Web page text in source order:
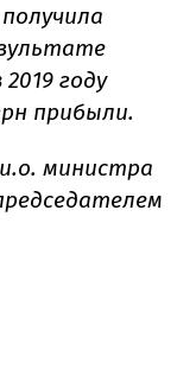
году
прибыли.
министра